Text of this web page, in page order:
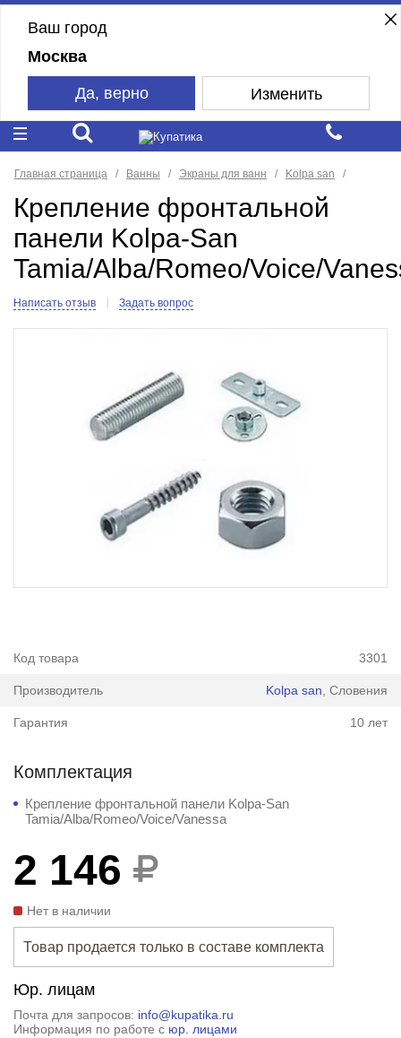
Ваш город
Москва
Да, верно Изменить
Главная страница Ванны Экраны для ванн Kolpa san
Крепление фронтальной
панели Kolpa-San
Tamia/Alba/Romeo/Voice/
Написать отзыв Задать вопрос
Код товара 3301
Производитель Kolpa san , Словения
Гарантия 10 лет
Комплектация
Крепление фронтальной панели Kolpa-San
Tamia/Alba/Romeo/Voice/Vanessa
2 146
Нет в наличии
Товар продается только в составе комплекта
Юр. лицам
Почта для запросов: info@kupatika.ru
Информация по работе с юр. лицами